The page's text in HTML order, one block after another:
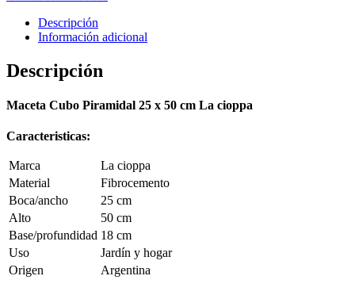
Descripción
Información adicional
Descripción
Maceta Cubo Piramidal 25 x 50 cm La cioppa
Caracteristicas:
Marca
La cioppa
Material
Fibrocemento
Boca/ancho
25 cm
Alto
50 cm
Base/profundidad 18 cm
Uso
Jardín y hogar
Origen
Argentina